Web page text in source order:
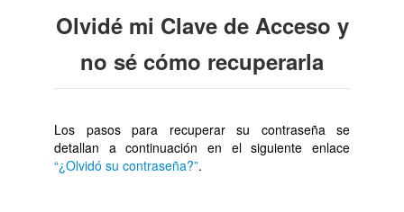
Olvidé mi Clave de Acceso y
no sé cómo recuperarla
Los pasos para recuperar su contraseña se
detallan a continuación en el siguiente enlace
“¿Olvidó su contraseña?”.